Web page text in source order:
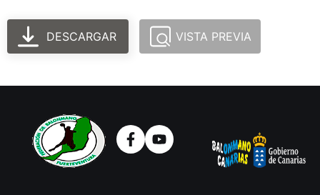
DESCARGAR VISTA PREVIA